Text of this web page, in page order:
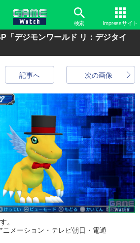
検索 Impressサイト
「デジモンワールド リ：デジタイ
次の画像
記事へ
。
メーション・テレビ朝日・電通